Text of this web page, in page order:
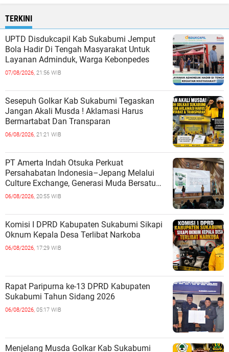
TERKINI
UPTD Disdukcapil Kab Sukabumi Jemput
Bola Hadir Di Tengah Masyarakat Untuk
Layanan Adminduk, Warga Kebonpedes
07/08/2026, 21:56 WIB
Sesepuh Golkar Kab Sukabumi Tegaskan
Jangan Akali Musda ! Aklamasi Harus
Bermartabat Dan Transparan
06/08/2026, 21:21 WIB
PT Amerta Indah Otsuka Perkuat
Persahabatan Indonesia–Jepang Melalui
Culture Exchange, Generasi Muda Bersatu
Wujudkan Masa Depan Berkelanjutan
06/08/2026, 20:55 WIB
Komisi I DPRD Kabupaten Sukabumi Sikapi
Oknum Kepala Desa Terlibat Narkoba
06/08/2026, 17:29 WIB
Rapat Paripurna ke-13 DPRD Kabupaten
Sukabumi Tahun Sidang 2026
06/08/2026, 05:17 WIB
Menjelang Musda Golkar Kab Sukabumi